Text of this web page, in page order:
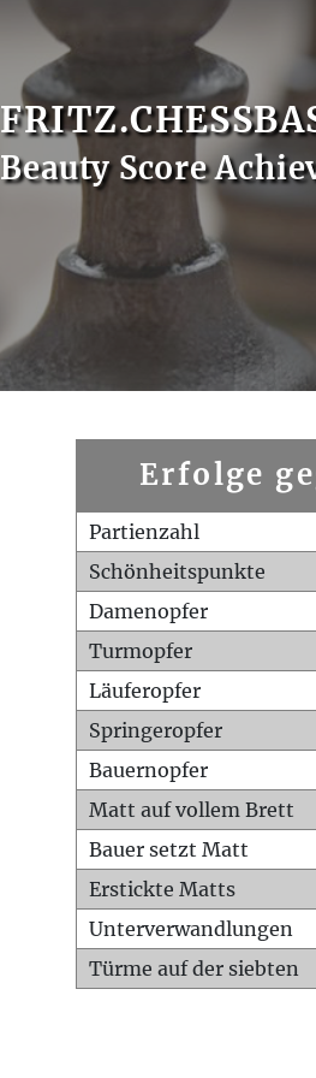
Beauty Score
Erfolge
Partienzahl
Schönheitspunkte
Damenopfer
Turmopfer
Läuferopfer
Springeropfer
Bauernopfer
Matt auf vollem Brett
Bauer setzt Matt
Erstickte Matts
Unterverwandlungen
Türme auf der siebten